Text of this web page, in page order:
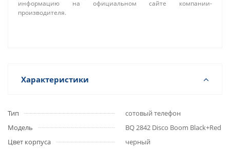
информацию на официальном сайте компании-
производителя.
Характеристики
Тип
сотовый телефон
Модель
BQ 2842 Disco Boom Black+Red
Цвет корпуса
черный